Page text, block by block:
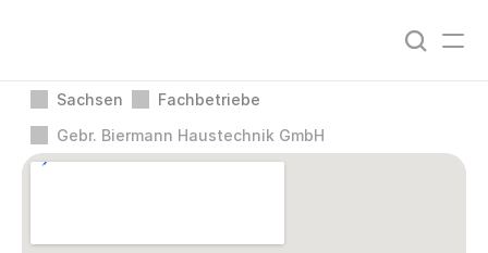
Sachsen
Fachbetriebe
Gebr. Biermann Haustechnik GmbH